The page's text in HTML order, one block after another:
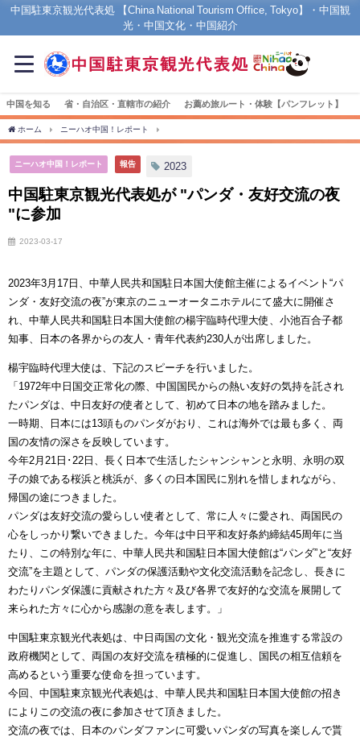
中国駐東京観光代表処 【China National Tourism Office, Tokyo】・中国観
光・中国文化・中国紹介
中国を知る 省・自治区・直轄市の紹介 お薦め旅ルート・体験【パンフレット】
ホーム ニーハオ中国！レポート
ニーハオ中国！レポート 報告 2023
中国駐東京観光代表処が "パンダ・友好交流の夜
"に参加
2023-03-17
2023年3月17日、中華人民共和国駐日本国大使館主催によるイベント“パ
ンダ・友好交流の夜”が東京のニューオータニホテルにて盛大に開催さ
れ、中華人民共和国駐日本国大使館の楊宇臨時代理大使、小池百合子都
知事、日本の各界からの友人・青年代表約230人が出席しました。
楊宇臨時代理大使は、下記のスピーチを行いました。
「1972年中日国交正常化の際、中国国民からの熱い友好の気持を託され
たパンダは、中日友好の使者として、初めて日本の地を踏みました。
一時期、日本には13頭ものパンダがおり、これは海外では最も多く、両
国の友情の深さを反映しています。
今年2月21日･22日、長く日本で生活したシャンシャンと永明、永明の双
子の娘である桜浜と桃浜が、多くの日本国民に別れを惜しまれながら、
帰国の途につきました。
パンダは友好交流の愛らしい使者として、常に人々に愛され、両国民の
心をしっかり繋いできました。今年は中日平和友好条約締結45周年に当
たり、この特別な年に、中華人民共和国駐日本国大使館は“パンダ”と“友好
交流”を主題として、パンダの保護活動や文化交流活動を記念し、長きに
わたりパンダ保護に貢献された方々及び各界で友好的な交流を展開して
来られた方々に心から感謝の意を表します。」
中国駐東京観光代表処は、中日両国の文化・観光交流を推進する常設の
政府機関として、両国の友好交流を積極的に促進し、国民の相互信頼を
高めるという重要な使命を担っています。
今回、中国駐東京観光代表処は、中華人民共和国駐日本国大使館の招き
によりこの交流の夜に参加させて頂きました。
交流の夜では、日本のパンダファンに可愛いパンダの写真を楽しんで貰